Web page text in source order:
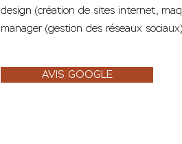
design (création de sites internet,
manager (gestion des réseaux
AVIS GOOGLE